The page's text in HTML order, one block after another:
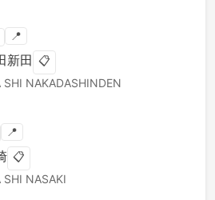
📍
新田 📋
SHI NAKADASHINDEN
📍
📋
SHI NASAKI